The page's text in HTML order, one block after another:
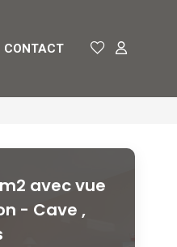
CONTACT
avec vue
- Cave ,